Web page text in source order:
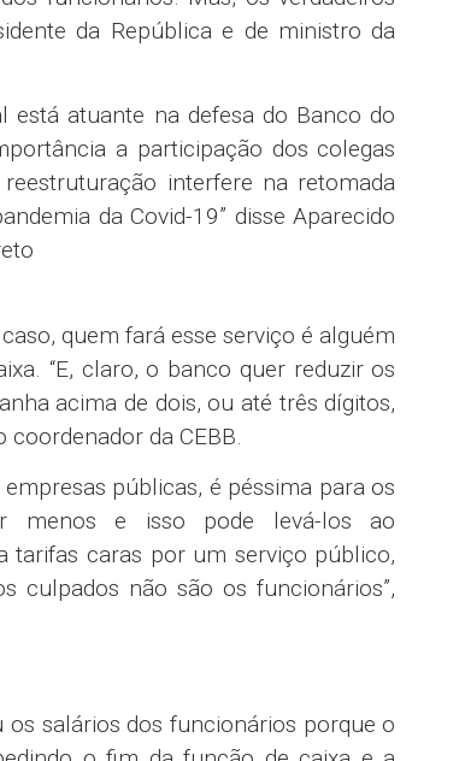
da República e de ministro da
está atuante na defesa do Banco do
a participação dos colegas
interfere na retomada
da Covid-19” disse Aparecido
quem fará esse serviço é alguém
“E, claro, o banco quer reduzir os
acima de dois, ou até três dígitos,
da CEBB.
públicas, é péssima para os
menos e isso pode levá-los ao
tarifas caras por um serviço público,
culpados não são os funcionários”,
salários dos funcionários porque o